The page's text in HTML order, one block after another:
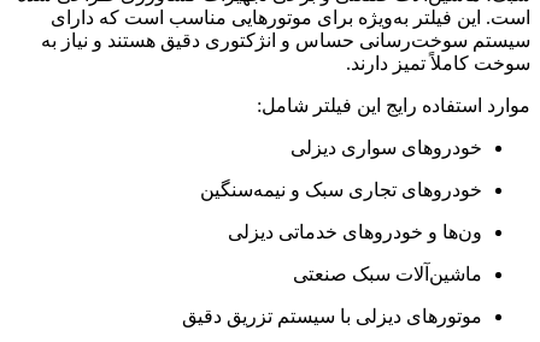
است. این فیلتر به‌ویژه برای موتورهایی مناسب است که دارای
سیستم سوخت‌رسانی حساس و انژکتوری دقیق هستند و نیاز به
سوخت کاملاً تمیز دارند.
موارد استفاده رایج این فیلتر شامل:
خودروهای سواری دیزلی
خودروهای تجاری سبک و نیمه‌سنگین
ون‌ها و خودروهای خدماتی دیزلی
ماشین‌آلات سبک صنعتی
موتورهای دیزلی با سیستم تزریق دقیق